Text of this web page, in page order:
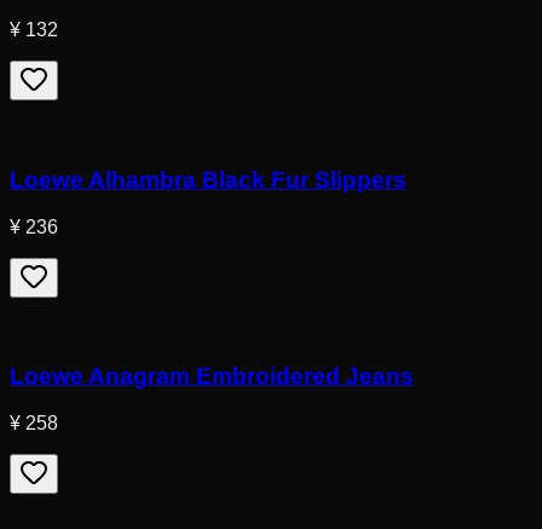
¥ 132
Loewe Alhambra Black Fur Slippers
¥ 236
Loewe Anagram Embroidered Jeans
¥ 258